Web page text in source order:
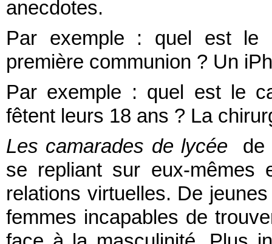
anecdotes.
Par exemple : quel est le
première communion ? Un
Par exemple : quel est le
fêtent leurs 18 ans ? La
Les camarades de lycée
de
se repliant sur eux-mêmes
relations virtuelles. De
femmes incapables de